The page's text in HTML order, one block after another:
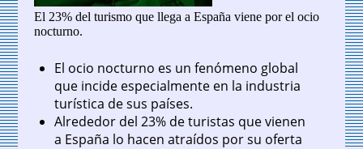
El 23% del turismo que llega a España viene por el ocio
nocturno.
El ocio nocturno es un fenómeno global
que incide especialmente en la industria
turística de sus países.
Alrededor del 23% de turistas que vienen
a España lo hacen atraídos por su oferta